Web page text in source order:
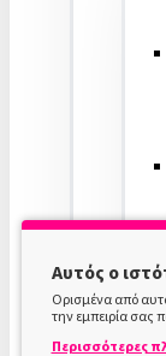
Αυτός ο
Ορισμένα από
την εμπειρία σας
Περισσότερες